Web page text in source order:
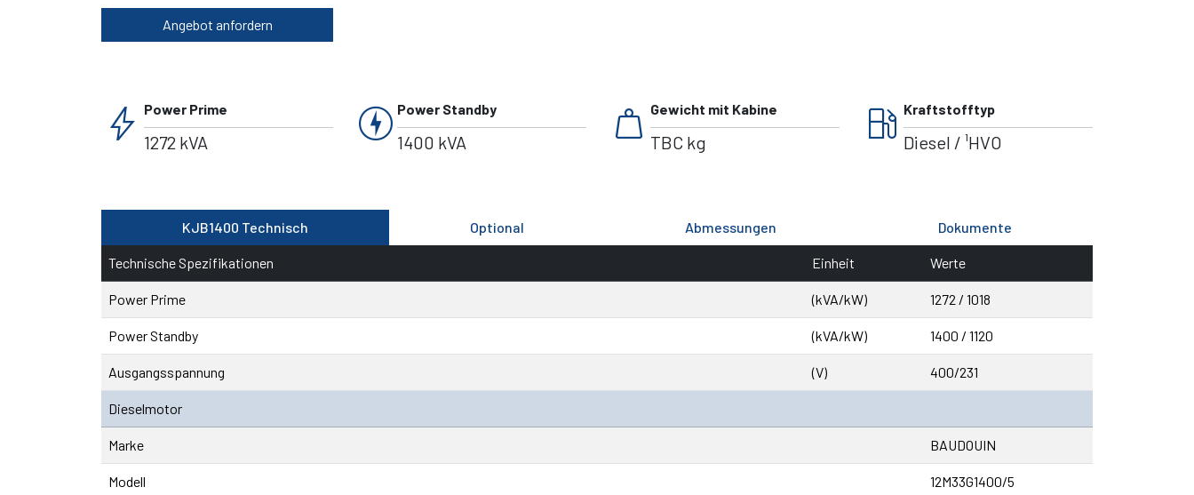
Angebot anfordern
bolt Power Prime
1272 kVA charger Power Standby
1400 kVA weight Gewicht mit Kabine
TBC kg local_gas_station Kraftstofftyp
Diesel / ¹HVO
KJB1400 Technisch Optional Abmessungen Dokumente
Technische Spezifikationen Einheit Werte
Power Prime (kVA/kW) 1272 / 1018
Power Standby (kVA/kW) 1400 / 1120
Ausgangsspannung (V) 400/231
Dieselmotor
Marke BAUDOUIN
Modell 12M33G1400/5